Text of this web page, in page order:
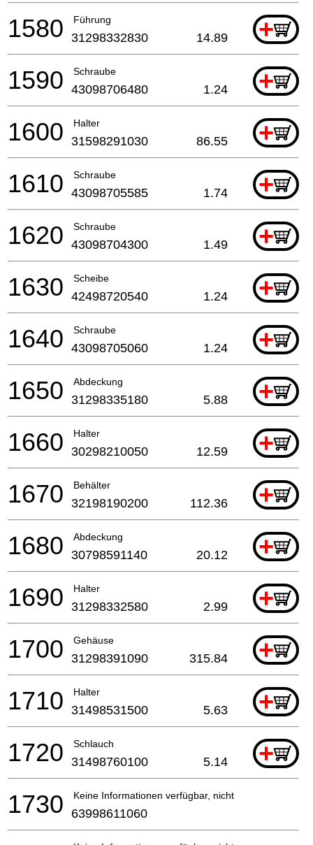
Führung +
1580 31298332830 14.89
Schraube +
1590 43098706480 1.24
Halter +
1600 31598291030 86.55
Schraube +
1610 43098705585 1.74
Schraube +
1620 43098704300 1.49
Scheibe +
1630 42498720540 1.24
Schraube +
1640 43098705060 1.24
Abdeckung +
1650 31298335180 5.88
Halter +
1660 30298210050 12.59
Behälter +
1670 32198190200 112.36
Abdeckung +
1680 30798591140 20.12
Halter +
1690 31298332580 2.99
Gehäuse +
1700 31298391090 315.84
Halter +
1710 31498531500 5.63
Schlauch +
1720 31498760100 5.14
Keine Informationen verfügbar, nicht bestellbar
1730 63998611060